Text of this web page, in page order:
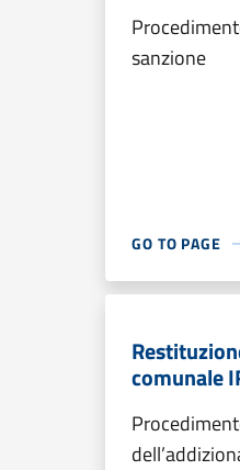
sanzione
GO TO PAGE
comunale